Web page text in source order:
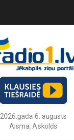
2026.gada 6. augusts
Aisma, Askolds